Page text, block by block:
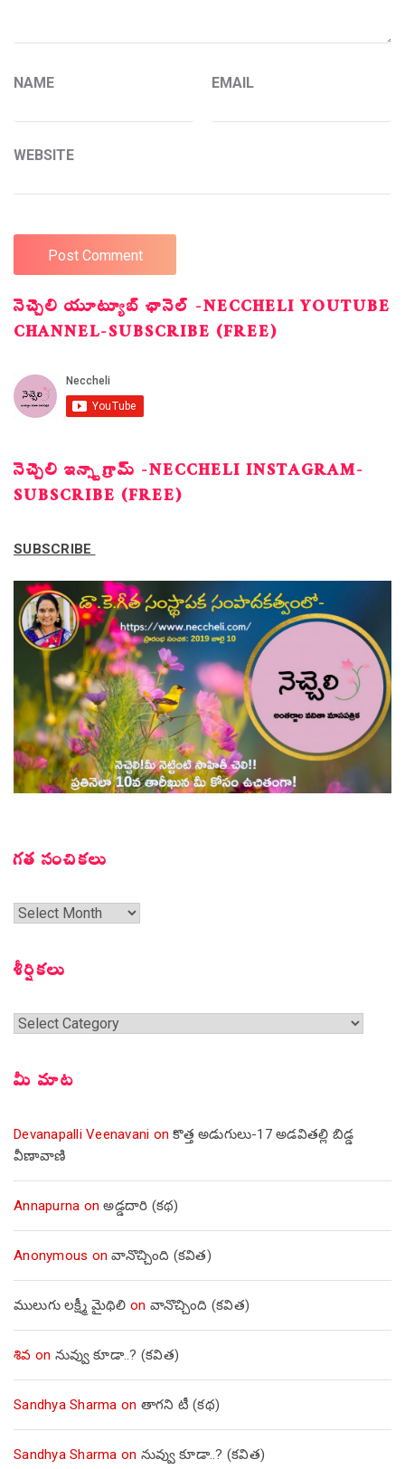
NAME EMAIL
WEBSITE
నెచ్చెలి యూట్యూబ్ ఛానెల్ -NECCHELI YOUTUBE
CHANNEL-SUBSCRIBE (FREE)
నెచ్చెలి ఇన్స్టాగ్రామ్ -NECCHELI INSTAGRAM-
SUBSCRIBE (FREE)
SUBSCRIBE
గత సంచికలు
గత
శీర్షికలు
శీర్షికలు
మీ మాట
Devanapalli Veenavani onకొత్త అడుగులు-17 అడవితల్లి బిడ్డ
వీణావాణి
Annapurna onఅడ్డదారి (కథ)
Anonymous onవానొచ్చింది (కవిత)
ములుగు లక్ష్మీ మైథిలి on వానొచ్చింది (కవిత)
శివ on నువ్వు కూడా..? (కవిత)
Sandhya Sharma on తాగని టీ (కథ)
Sandhya Sharma on నువ్వు కూడా..? (కవిత)